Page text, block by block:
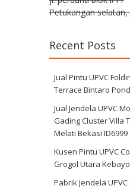
Petukangan selatan,
Recent Posts
Jual Pintu UPVC
Terrace Bintaro
Jual Jendela UPVC
Gading Cluster Villa
Melati Bekasi ID6999
Kusen Pintu UPVC
Grogol Utara
Pabrik Jendela